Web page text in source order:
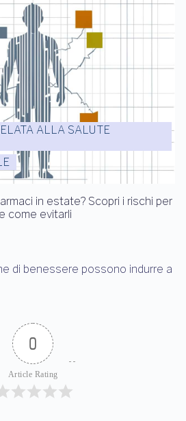
ALLA SALUTE
in estate? Scopri i rischi per
come evitarli
di benessere possono indurre a
0
Article Rating